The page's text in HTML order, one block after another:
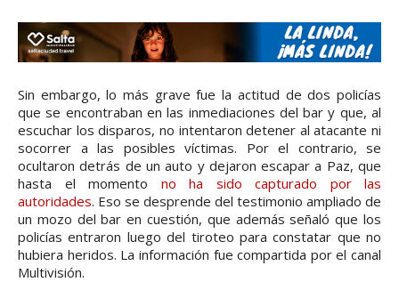
Sin embargo, lo más grave fue la actitud de dos policías
que se encontraban en las inmediaciones del bar y que, al
escuchar los disparos, no intentaron detener al atacante ni
socorrer a las posibles víctimas. Por el contrario, se
ocultaron detrás de un auto y dejaron escapar a Paz, que
hasta el momento no ha sido capturado por las
autoridades. Eso se desprende del testimonio ampliado de
un mozo del bar en cuestión, que además señaló que los
policías entraron luego del tiroteo para constatar que no
hubiera heridos. La información fue compartida por el canal
Multivisión.